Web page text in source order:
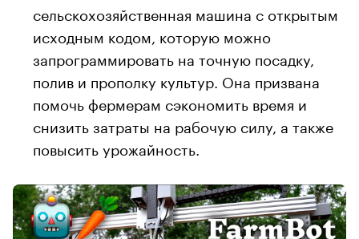
сельскохозяйственная машина с открытым
исходным кодом, которую можно
запрограммировать на точную посадку,
полив и прополку культур. Она призвана
помочь фермерам сэкономить время и
снизить затраты на рабочую силу, а также
повысить урожайность.